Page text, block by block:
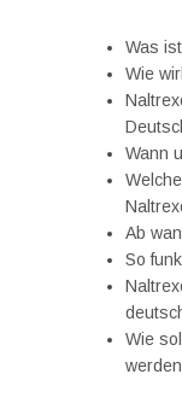
Was
Wie
Wann
Ab
So
Wie